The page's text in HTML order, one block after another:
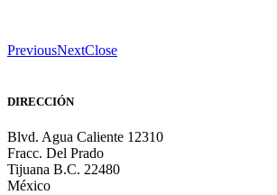
PreviousNextClose
DIRECCIÓN
Blvd. Agua Caliente 12310
Fracc. Del Prado
Tijuana B.C. 22480
México